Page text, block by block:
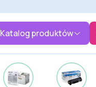
Katalog produktów